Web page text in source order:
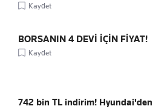
Kaydet
BORSANIN 4 DEVİ İÇİN FİYAT!
Kaydet
742 bin TL indirim!